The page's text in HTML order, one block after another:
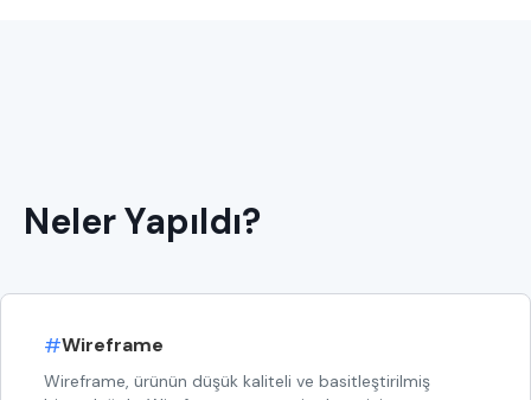
Neler Yapıldı?
#Wireframe
Wireframe, ürünün düşük kaliteli ve basitleştirilmiş